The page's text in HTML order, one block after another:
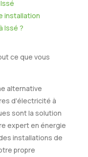
installation
Issé ?
ce que vous
alternative
d'électricité à
sont la solution
expert en énergie
installations de
propre